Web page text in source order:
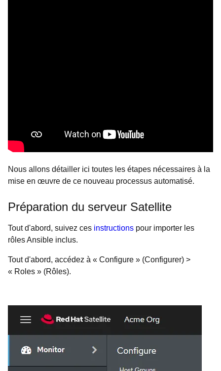
Nous allons détailler ici toutes les étapes nécessaires à la
mise en œuvre de ce nouveau processus automatisé.
Préparation du serveur Satellite
Tout d'abord, suivez ces instructions pour importer les
rôles Ansible inclus.
Tout d'abord, accédez à « Configure » (Configurer) >
« Roles » (Rôles).